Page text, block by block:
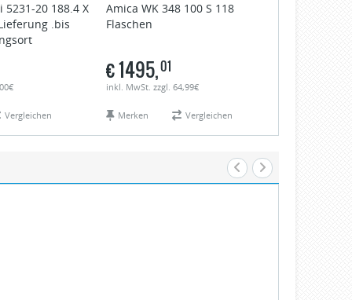
5231-20 188.4 X
.bis
Vergleichen
Amica WK 348 100 S 118
Flaschen
€1495,01
inkl. MwSt. zzgl. 64,99€
Merken Vergleichen